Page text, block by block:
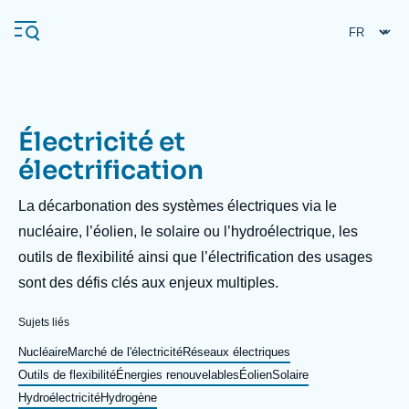
au
contenu
Navigation
principale
L'Ifri
Analyses
Événements
À propos de l'Ifri
L'Ifri en bref
Recherches fréquentes
Électricité et
électrification
Description
La décarbonation des systèmes électriques via le
nucléaire, l’éolien, le solaire ou l’hydroélectrique, les
outils de flexibilité ainsi que l’électrification des usages
sont des défis clés aux enjeux multiples.
Sujets liés
NucléaireMarché de l'électricitéRéseaux électriques
Outils de flexibilitéÉnergies renouvelables ÉolienSolaire
HydroélectricitéHydrogène